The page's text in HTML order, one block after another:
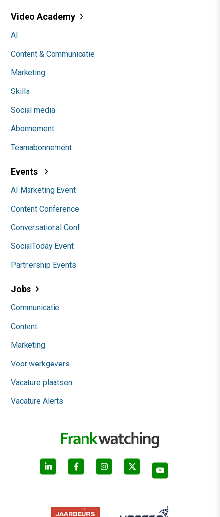
Video Academy
AI
Content & Communicatie
Marketing
Skills
Social media
Abonnement
Teamabonnement
Events
AI Marketing Event
Content Conference
Conversational Conf.
SocialToday Event
Partnership Events
Jobs
Communicatie
Content
Marketing
Voor werkgevers
Vacature plaatsen
Vacature Alerts